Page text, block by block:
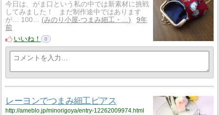
今日は、がま口という私の中では新素材に挑戦
してみました！ まだ制作途中ではあります
が… 100…
みのり小屋-つまみ細工・…
9年
前
いいね！
0
レーヨンでつまみ細工ピアス
http://ameblo.jp/minorigoya/entry-12262009974.html